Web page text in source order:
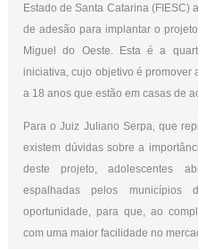
Estado de Santa Catarina (FIESC)
de adesão para implantar o
Miguel do Oeste. Esta é a
iniciativa, cujo objetivo é promover
a 18 anos que estão em casas de
Para o Juiz Juliano Serpa, que
existem dúvidas sobre a
deste projeto, adolescentes
espalhadas pelos
oportunidade, para que, ao
com uma maior facilidade no